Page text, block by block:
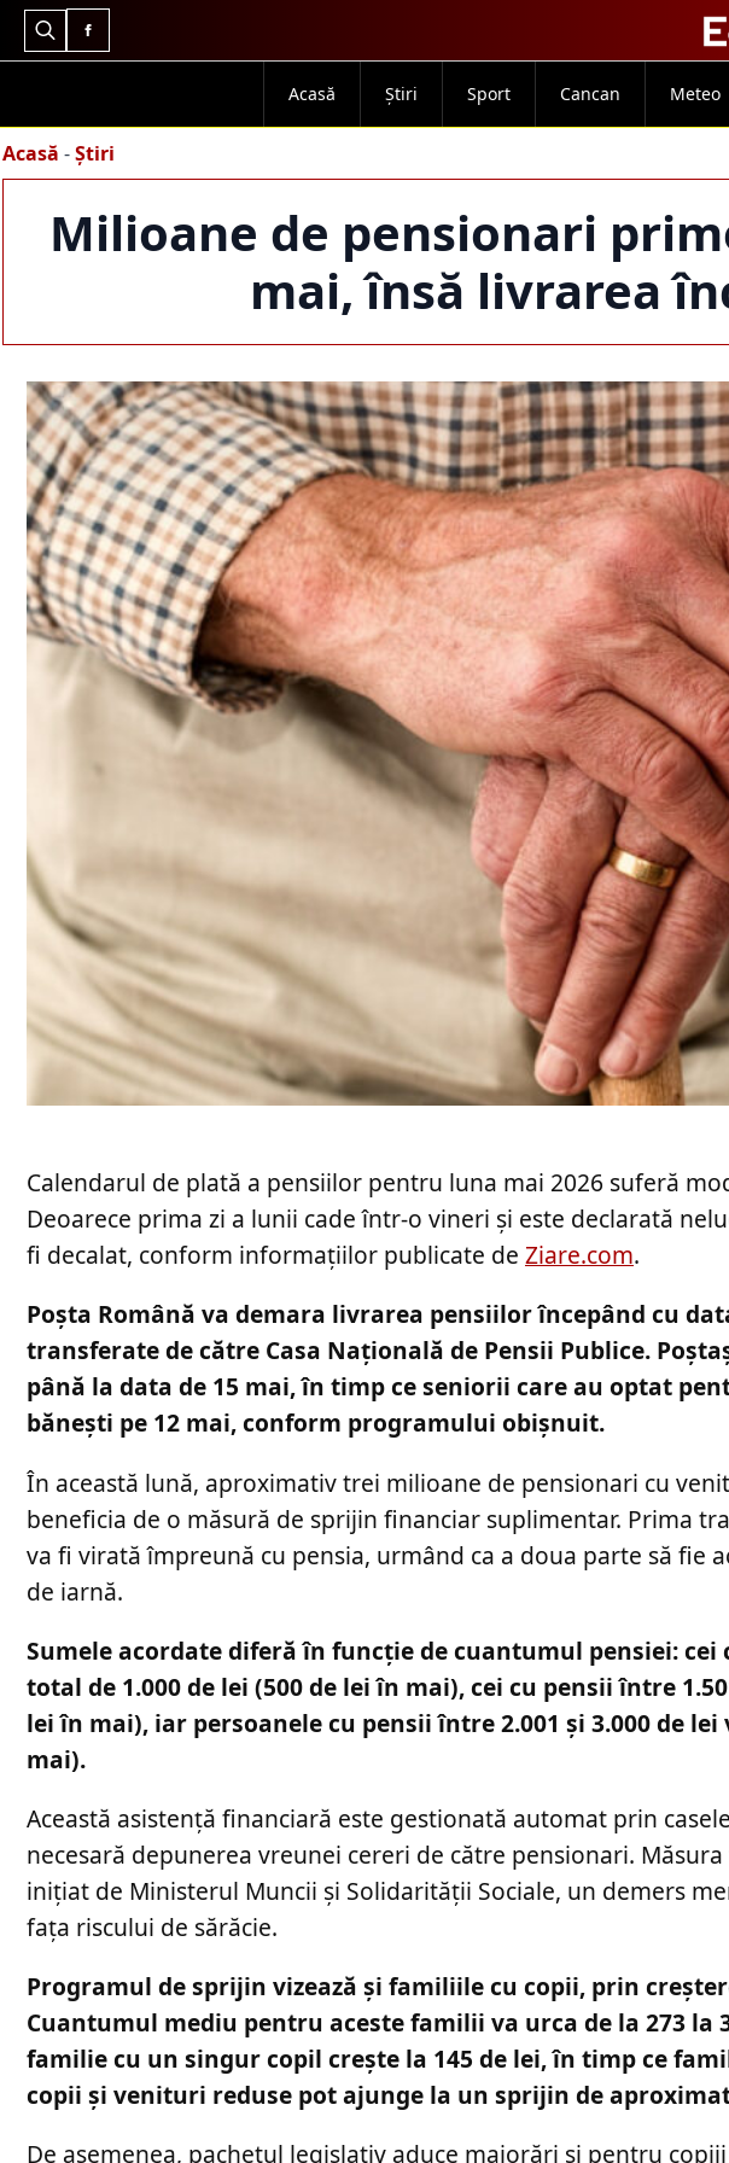
Search
Acasă Știri Sport Cancan Meteo
Acasă -Știri
Milioane de pensionari
mai, însă livrarea
Calendarul de plată a pensiilor pentru luna mai 2026 suferă
Deoarece prima zi a lunii cade într-o vineri și este declarată
fi decalat, conform informațiilor publicate de Ziare.com.
Poșta Română va demara livrarea pensiilor începând cu
transferate de către Casa Națională de Pensii Publice.
până la data de 15 mai, în timp ce seniorii care au optat
bănești pe 12 mai, conform programului obișnuit.
În această lună, aproximativ trei milioane de pensionari cu
beneficia de o măsură de sprijin financiar suplimentar. Prima
va fi virată împreună cu pensia, urmând ca a doua parte să fie
de iarnă.
Sumele acordate diferă în funcție de cuantumul pensiei: cei
total de 1.000 de lei (500 de lei în mai), cei cu pensii între
lei în mai), iar persoanele cu pensii între 2.001 și 3.000 de
mai).
Această asistență financiară este gestionată automat prin
necesară depunerea vreunei cereri de către pensionari.
inițiat de Ministerul Muncii și Solidarității Sociale, un demers
fața riscului de sărăcie.
Programul de sprijin vizează și familiile cu copii, prin
Cuantumul mediu pentru aceste familii va urca de la 273 la
familie cu un singur copil crește la 145 de lei, în timp ce
copii și venituri reduse pot ajunge la un sprijin de
De asemenea, pachetul legislativ aduce majorări și pentru